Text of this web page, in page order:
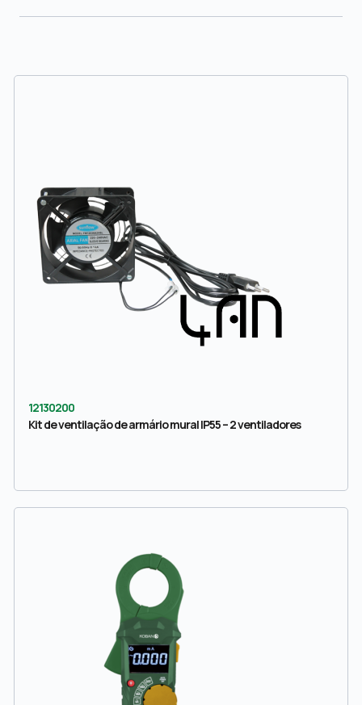
12130200
Kit de ventilação de armário mural IP55 – 2 ventiladores